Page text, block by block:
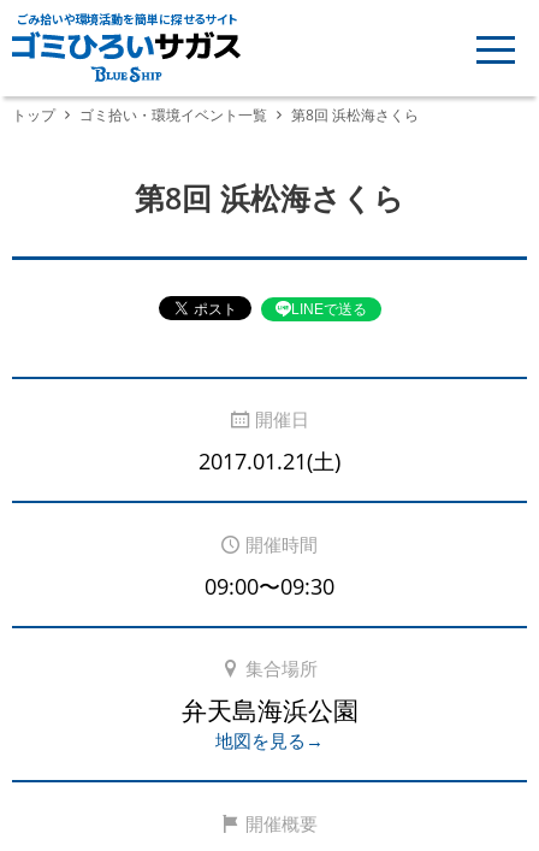
ごみ拾いや環境活動を簡単に探せるサイト
トップ ゴミ拾い・環境イベント一覧 第8回 浜松海さくら
第8回 浜松海さくら
LINEで送る
開催日
2017.01.21(土)
開催時間
09:00〜09:30
集合場所
弁天島海浜公園
地図を見る→
開催概要